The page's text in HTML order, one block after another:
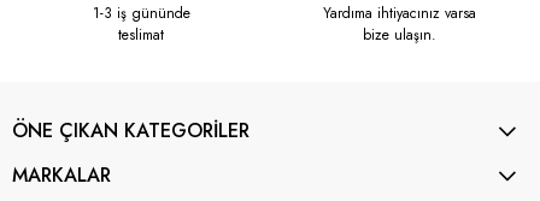
1-3 iş gününde
teslimat
Yardıma ihtiyacınız varsa
bize ulaşın.
ÖNE ÇIKAN KATEGORİLER
MARKALAR